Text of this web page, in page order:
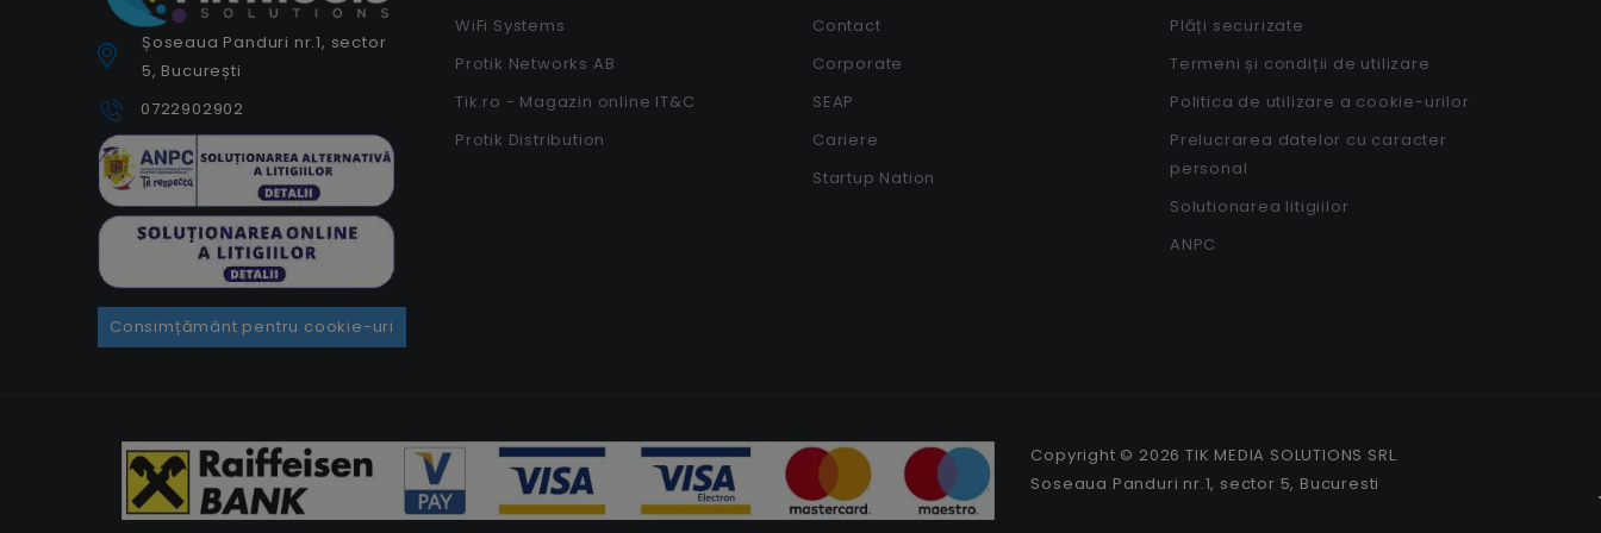
Șoseaua Panduri nr.1, sector
5, București
0722902902
Consimțământ pentru cookie-uri
WiFi Systems
Protik Networks AB
Tik.ro - Magazin online IT&C
Protik Distribution
Contact
Corporate
SEAP
Cariere
Startup Nation
Plăți securizate
Termeni și condiții de utilizare
Politica de utilizare a cookie-urilor
Prelucrarea datelor cu caracter
personal
Solutionarea litigiilor
ANPC
Copyright © 2026 TIK MEDIA SOLUTIONS SRL.
Soseaua Panduri nr.1, sector 5, Bucuresti